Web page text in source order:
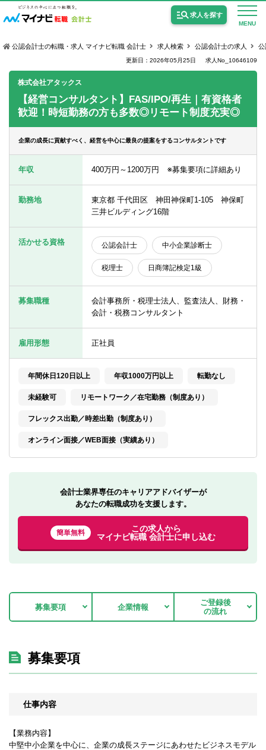
MENU
求人を探す
公認会計士の求人
監査法人の求人
個別転職相談会・セミナー
転職お役立ち情報
ご利用ガイド
転職お役立ち情報
業界情報
求人情報
公認会計士の転職・求人 マイナビ転職 会計士 求人検索 公認会計士の求人 公
更新日：2026年05月25日 求人No_10646109
株式会社アタックス
【経営コンサルタント】FAS/IPO/再生｜有資格者
歓迎！時短勤務の方も多数◎リモート制度充実◎
企業の成長に貢献すべく、経営を中心に最良の提案をするコンサルタントです
年収 400万円～1200万円 ※募集要項に詳細あり
勤務地
東京都 千代田区 神田神保町1-105 神保町
三井ビルディング16階
活かせる資格 公認会計士 中小企業診断士
税理士 日商簿記検定1級
募集職種
会計事務所・税理士法人、監査法人、財務・
会計・税務コンサルタント
雇用形態 正社員
年間休日120日以上 年収1000万円以上 転勤なし
未経験可 リモートワーク／在宅勤務（制度あり）
フレックス出勤／時差出勤（制度あり）
オンライン面接／WEB面接（実績あり）
会計士業界専任のキャリアアドバイザーが
あなたの転職成功を支援します。
簡単無料
この求人から
マイナビ転職 会計士に申し込む
募集要項 企業情報
ご登録後
の流れ
募集要項
仕事内容
【業務内容】
中堅中小企業を中心に、企業の成長ステージにあわせたビジネスモデル